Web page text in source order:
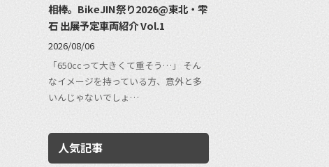
相棒。BikeJIN祭り2026@東北・雫
石 出展予定車両紹介 Vol.1
2026/08/06
「650ccって大きくて重そう…」 そん
なイメージを持っている方、意外と多
いんじゃないでしょ…
人気記事